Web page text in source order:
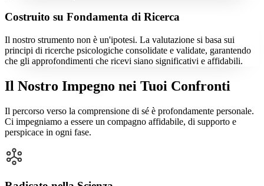
Costruito su Fondamenta di Ricerca
Il nostro strumento non è un'ipotesi. La valutazione si basa sui
principi di ricerche psicologiche consolidate e validate, garantendo
che gli approfondimenti che ricevi siano significativi e affidabili.
Il Nostro Impegno nei Tuoi Confronti
Il percorso verso la comprensione di sé è profondamente personale.
Ci impegniamo a essere un compagno affidabile, di supporto e
perspicace in ogni fase.